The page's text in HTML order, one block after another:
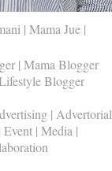
| Mama Jue |
| Mama Blogger
Blogger
| Advertorial
| Media |